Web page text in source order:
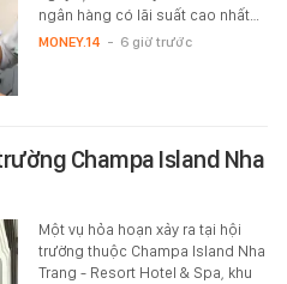
ngân hàng có lãi suất cao nhất…
MONEY.14 - 6 giờ trước
Champa Island Nha
Một vụ hỏa hoạn xảy ra tại hội
trường thuộc Champa Island Nha
Trang - Resort Hotel & Spa, khu